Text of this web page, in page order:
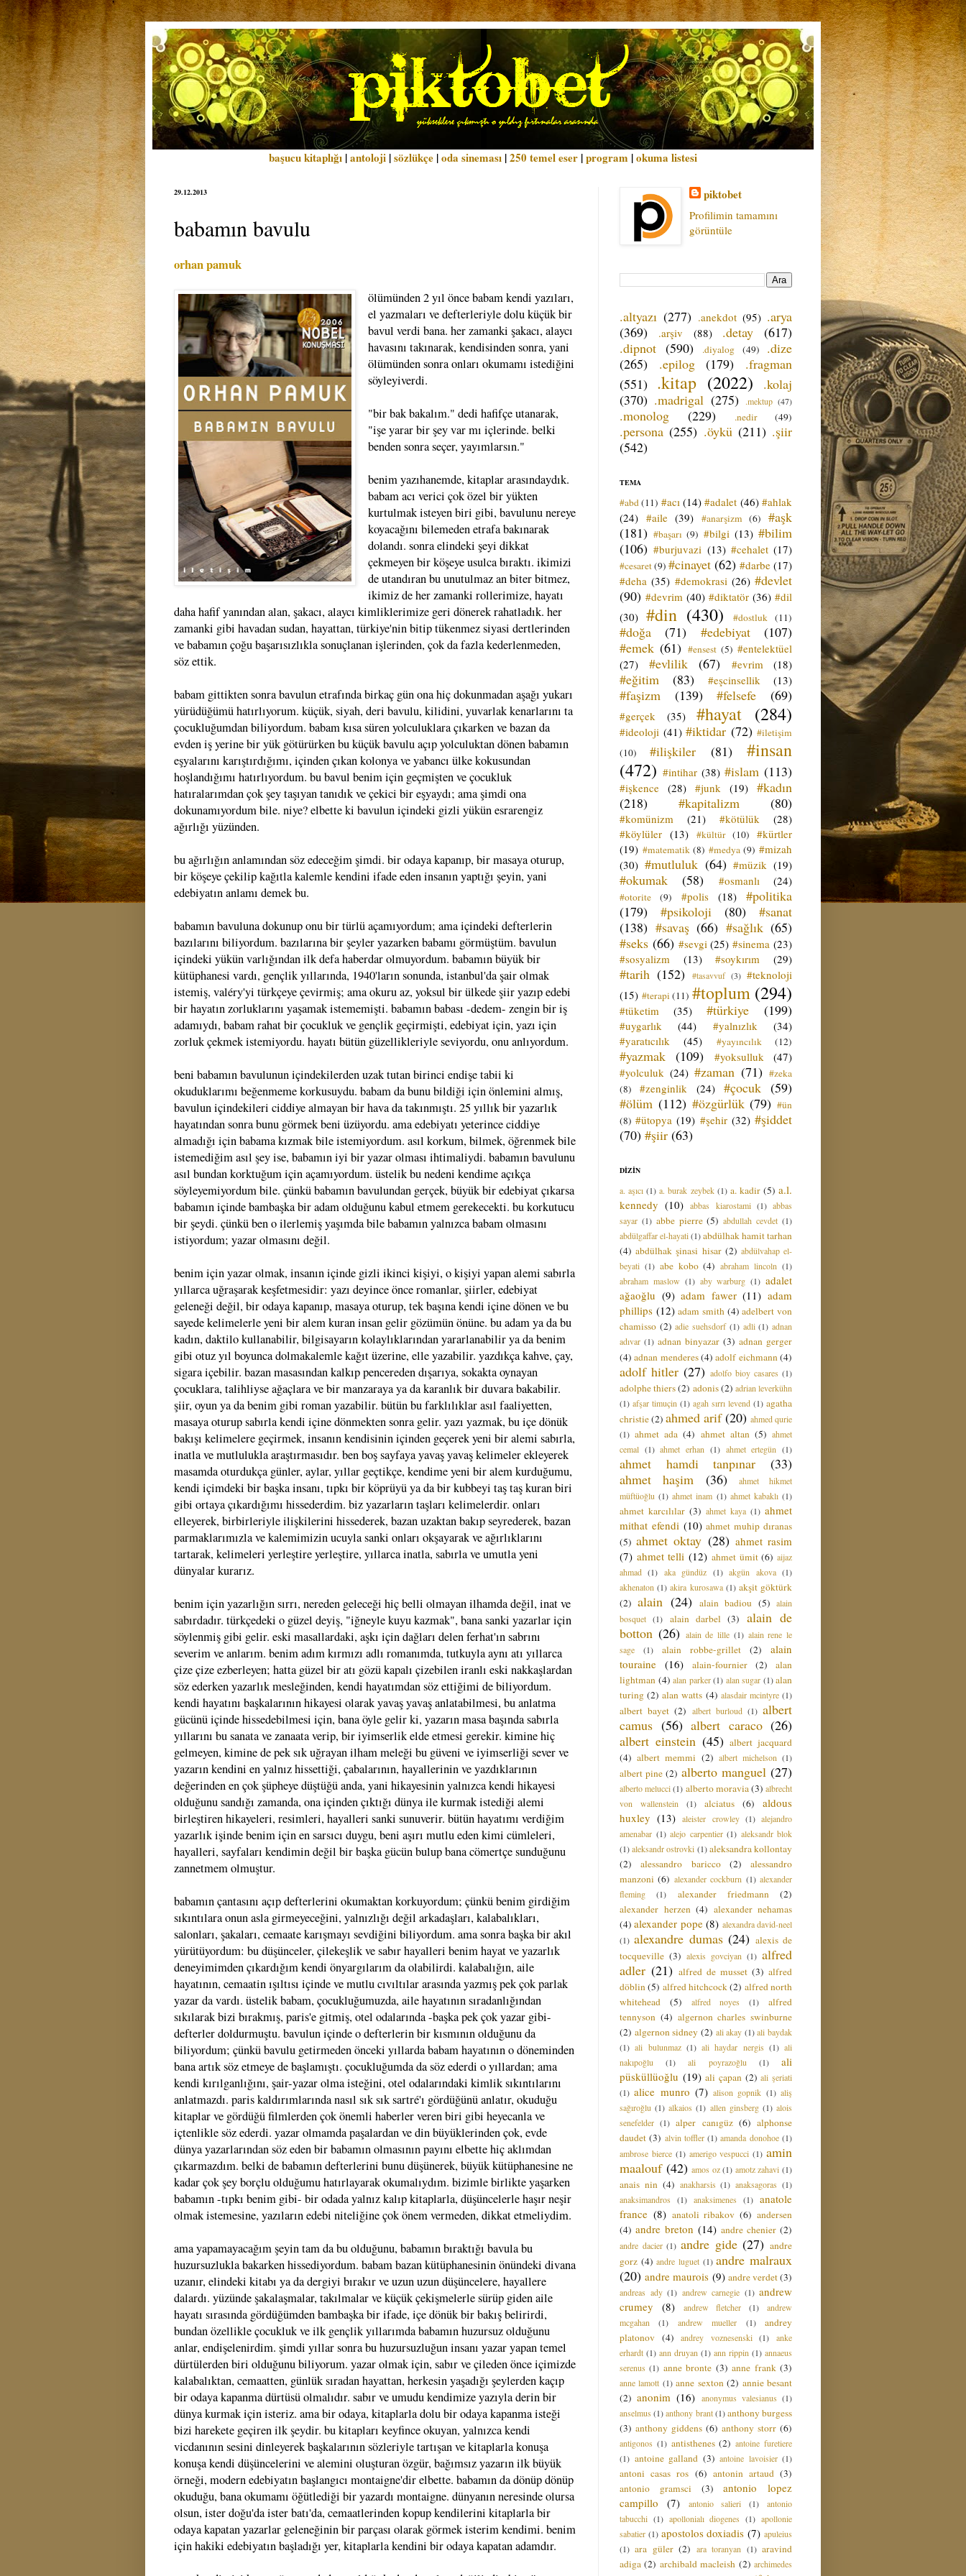
başucu kitaplığı |antoloji |sözlükçe |oda sineması |250 temel eser |program |okuma listesi
29.12.2013
babamın bavulu
orhan pamuk
ölümünden 2 yıl önce babam kendi yazıları,
el yazmaları ve defterleriyle dolu küçük bir
bavul verdi bana. her zamanki şakacı, alaycı
havasını takınarak, kendisinden sonra, yani
ölümünden sonra onları okumamı istediğini
söyleyiverdi.
"bir bak bakalım." dedi hafifçe utanarak,
"işe yarar bir şey var mı içlerinde. belki
benden sonra seçer, yayımlarsın."
benim yazıhanemde, kitaplar arasındaydık.
babam acı verici çok özel bir yükten
kurtulmak isteyen biri gibi, bavulunu nereye
koyacağını bilemeden etrafa bakınarak
dolandı. sonra elindeki şeyi dikkat
çekmeyen bir köşeye usulca bıraktı. ikimizi
de utandıran bu unutulmaz an biter bitmez,
ikimiz de her zamanki rollerimize, hayatı
daha hafif yanından alan, şakacı, alaycı kimliklerimize geri dönerek rahatladık. her
zamanki gibi havadan sudan, hayattan, türkiye'nin bitip tükenmez siyasi dertlerinden
ve babamın çoğu başarısızlıkla sonuçlanan işlerinden, çok da fazla kederlenmeden,
söz ettik.
babam gittikten sonra bavulun etrafında birkaç gün ona hiç dokunmadan aşağı yukarı
yürüdüğümü hatırlıyorum. küçük, siyah, deri bavulu, kilidini, yuvarlak kenarlarını ta
çocukluğumdan biliyordum. babam kısa süren yolculuklara çıkarken ve bazan da
evden iş yerine bir yük götürürken bu küçük bavulu açıp yolculuktan dönen babamın
eşyalarını karıştırdığımı, içinden çıkan kolonya ve yabancı ülke kokusundan
hoşlandığımı hatırlıyordum. bu bavul benim için geçmişten ve çocukluk
hatıralarımdan çok şey taşıyan tanıdık ve çekici bir eşyaydı; ama şimdi ona
dokunamıyordum bile. niye? elbette ki bavulun içindeki gizli yükün esrarengiz
ağırlığı yüzünden.
bu ağırlığın anlamından söz edeceğim şimdi. bir odaya kapanıp, bir masaya oturup,
bir köşeye çekilip kağıtla kalemle kendini ifade eden insanın yaptığı şeyin, yani
edebiyatın anlamı demek bu.
babamın bavuluna dokunup onu bir türlü açamıyordum; ama içindeki defterlerin
bazılarını biliyordum. bazılarına bir şeyler yazarken babamı görmüştüm. bavulun
içindeki yükün varlığından ilk defa haberdar olmuyordum. babamın büyük bir
kütüphanesi vardı, gençlik yıllarında, 1940'ların sonunda, istanbul'da şair olmak
istemiş, valéry'yi türkçeye çevirmiş; ama okuru az, yoksul bir ülkede şiir yazıp edebi
bir hayatın zorluklarını yaşamak istememişti. babamın babası -dedem- zengin bir iş
adamıydı, babam rahat bir çocukluk ve gençlik geçirmişti, edebiyat için, yazı için
zorluk çekmek istemiyordu. hayatı bütün güzellikleriyle seviyordu, onu anlıyordum.
beni babamın bavulunun içindekilerden uzak tutan birinci endişe tabii ki
okuduklarımı beğenmeme korkusuydu. babam da bunu bildiği için önlemini almış,
bavulun içindekileri ciddiye almayan bir hava da takınmıştı. 25 yıllık bir yazarlık
hayatından sonra bunu görmek beni üzüyordu. ama edebiyatı yeterince ciddiye
almadığı için babama kızmak bile istemiyordum. asıl korkum, bilmek, öğrenmek bile
istemediğim asıl şey ise, babamın iyi bir yazar olması ihtimaliydi. babamın bavulunu
asıl bundan korktuğum için açamıyordum. üstelik bu nedeni kendime açıkça
söyleyemiyordum bile. çünkü babamın bavulundan gerçek, büyük bir edebiyat çıkarsa
babamın içinde bambaşka bir adam olduğunu kabul etmem gerekecekti. bu korkutucu
bir şeydi. çünkü ben o ilerlemiş yaşımda bile babamın yalnızca babam olmasını
istiyordum; yazar olmasını değil.
benim için yazar olmak, insanın içinde gizli ikinci kişiyi, o kişiyi yapan alemi sabırla
yıllarca uğraşarak keşfetmesidir: yazı deyince önce romanlar, şiirler, edebiyat
geleneği değil, bir odaya kapanıp, masaya oturup, tek başına kendi içine dönen ve bu
sayede kelimelerle yeni bir alem kuran insan gelir gözümün önüne. bu adam ya da bu
kadın, daktilo kullanabilir, bilgisayarın kolaylıklarından yararlanabilir ya da benim
gibi otuz yıl boyunca dolmakalemle kağıt üzerine, elle yazabilir. yazdıkça kahve, çay,
sigara içebilir. bazan masasından kalkıp pencereden dışarıya, sokakta oynayan
çocuklara, talihliyse ağaçlara ve bir manzaraya ya da karanlık bir duvara bakabilir.
şiir, oyun ya da benim gibi roman yazabilir. bütün bu farklılıklar asıl faaliyetten,
masaya oturup sabırla kendi içine dönmekten sonra gelir. yazı yazmak, bu içe dönük
bakışı kelimelere geçirmek, insanın kendisinin içinden geçerek yeni bir alemi sabırla,
inatla ve mutlulukla araştırmasıdır. ben boş sayfaya yavaş yavaş kelimeler ekleyerek
masamda oturdukça günler, aylar, yıllar geçtikçe, kendime yeni bir alem kurduğumu,
kendi içimdeki bir başka insanı, tıpkı bir köprüyü ya da bir kubbeyi taş taş kuran biri
gibi ortaya çıkardığımı hissederdim. biz yazarların taşları kelimelerdir. onları
elleyerek, birbirleriyle ilişkilerini hissederek, bazan uzaktan bakıp seyrederek, bazan
parmaklarımızla ve kalemimizin ucuyla sanki onları okşayarak ve ağırlıklarını
tartarak, kelimeleri yerleştire yerleştire, yıllarca inatla, sabırla ve umutla yeni
dünyalar kurarız.
benim için yazarlığın sırrı, nereden geleceği hiç belli olmayan ilhamda değil, inat ve
sabırdadır. türkçedeki o güzel deyiş, "iğneyle kuyu kazmak", bana sanki yazarlar için
söylenmiş gibi gelir. eski masallardaki, aşkı için dağları delen ferhat'ın sabrını
severim ve anlarım. benim adım kırmızı adlı romanımda, tutkuyla aynı atı yıllarca
çize çize ezberleyen; hatta güzel bir atı gözü kapalı çizebilen iranlı eski nakkaşlardan
söz ederken yazarlık mesleğinden, kendi hayatımdan söz ettiğimi de biliyordum.
kendi hayatını başkalarının hikayesi olarak yavaş yavaş anlatabilmesi, bu anlatma
gücünü içinde hissedebilmesi için, bana öyle gelir ki, yazarın masa başında sabırla
yıllarını bu sanata ve zanaata verip, bir iyimserlik elde etmesi gerekir. kimine hiç
gelmeyen, kimine de pek sık uğrayan ilham meleği bu güveni ve iyimserliği sever ve
yazarın kendini en yalnız hissettiği, çabalarının, hayallerinin ve yazdıklarının
değerinden en çok şüpheye düştüğü anda, yani hikayesinin yalnızca kendi hikayesi
olduğunu sandığı zamanda, ona içinden çıktığı dünya ile kurmak istediği alemi
birleştiren hikayeleri, resimleri, hayalleri sanki sunuverir. bütün hayatımı verdiğim
yazarlık işinde benim için en sarsıcı duygu, beni aşırı mutlu eden kimi cümleleri,
hayalleri, sayfaları kendimin değil bir başka gücün bulup bana cömertçe sunduğunu
zannetmem olmuştur.
babamın çantasını açıp defterlerini okumaktan korkuyordum; çünkü benim girdiğim
sıkıntılara onun asla girmeyeceğini, yalnızlığı değil arkadaşları, kalabalıkları,
salonları, şakaları, cemaate karışmayı sevdiğini biliyordum. ama sonra başka bir akıl
yürütüyordum: bu düşünceler, çilekeşlik ve sabır hayalleri benim hayat ve yazarlık
deneyimimden çıkardığım kendi önyargılarım da olabilirdi. kalabalığın, aile
hayatının, cemaatin ışıltısı içinde ve mutlu cıvıltılar arasında yazmış pek çok parlak
yazar da vardı. üstelik babam, çocukluğumuzda, aile hayatının sıradanlığından
sıkılarak bizi bırakmış, paris'e gitmiş, otel odalarında -başka pek çok yazar gibi-
defterler doldurmuştu. bavulun içinde o defterlerin bir kısmının olduğunu da
biliyordum; çünkü bavulu getirmeden önceki yıllarda babam hayatının o döneminden
bana artık söz etmeye de başlamıştı. çocukluğumda da söz ederdi o yıllardan; ama
kendi kırılganlığını, şair-yazar olma isteğini, otel odalarındaki kimlik sıkıntılarını
anlatmazdı. paris kaldırımlarında nasıl sık sık sartré'ı gördüğünü anlatır, okuduğu
kitaplar ve gördüğü filmlerden çok önemli haberler veren biri gibi heyecanla ve
içtenlikle söz ederdi. yazar olmamda paşalardan ve din büyüklerinden çok, evde
dünya yazarlarından söz eden bir babamın olmasının payını elbette hiç aklımdan
çıkarmazdım. belki de babamın defterlerini bunu düşünerek, büyük kütüphanesine ne
kadar çok şey borçlu olduğumu hatırlayarak okumalıydım. bizimle birlikte yaşarken
babamın -tıpkı benim gibi- bir odada yalnız kalıp kitaplarla, düşüncelerle haşır neşir
olmak istemesine, yazıların edebi niteliğine çok önem vermeden, dikkat etmeliydim.
ama yapamayacağım şeyin tam da bu olduğunu, babamın bıraktığı bavula bu
huzursuzlukla bakarken hissediyordum. babam bazan kütüphanesinin önündeki divana
uzanır, elindeki kitabı ya da dergiyi bırakır ve uzun uzun düşüncelere, hayallere
dalardı. yüzünde şakalaşmalar, takılmalar ve küçük çekişmelerle sürüp giden aile
hayatı sırasında gördüğümden bambaşka bir ifade, içe dönük bir bakış belirirdi,
bundan özellikle çocukluk ve ilk gençlik yıllarımda babamın huzursuz olduğunu
anlar, endişelenirdim. şimdi yıllar sonra bu huzursuzluğun insanı yazar yapan temel
dürtülerden biri olduğunu biliyorum. yazar olmak için, sabır ve çileden önce içimizde
kalabalıktan, cemaatten, günlük sıradan hayattan, herkesin yaşadığı şeylerden kaçıp
bir odaya kapanma dürtüsü olmalıdır. sabır ve umudu kendimize yazıyla derin bir
dünya kurmak için isteriz. ama bir odaya, kitaplarla dolu bir odaya kapanma isteği
bizi harekete geçiren ilk şeydir. bu kitapları keyfince okuyan, yalnızca kendi
vicdanının sesini dinleyerek başkalarının sözleriyle tartışan ve kitaplarla konuşa
konuşa kendi düşüncelerini ve alemini oluşturan özgür, bağımsız yazarın ilk büyük
örneği, modern edebiyatın başlangıcı montaigne'dir elbette. babamın da dönüp dönüp
okuduğu, bana okumamı öğütlediği bir yazardı montaigne. dünyanın neresinde olursa
olsun, ister doğu'da ister batı'da, cemaatlerinden kopup kendilerini kitaplarla bir
odaya kapatan yazarlar geleneğinin bir parçası olarak görmek isterim kendimi. benim
için hakiki edebiyatın başladığı yer, kitaplarla kendini bir odaya kapatan adamdır.
piktobet
Profilimin tamamını
görüntüle
.altyazı (277) .anekdot (95) .arya
(369)
.arşiv (88) .detay
(617)
.dipnot (590) .diyalog (49)
.dize
(265)
.epilog (179)
.fragman
(551) .kitap (2022)
.kolaj
(370) .madrigal (275) .mektup (47)
.monolog (229) .nedir (49)
.persona (255) .öykü (211) .şiir
(542)
TEMA
#abd (11) #acı (14) #adalet (46) #ahlak
(24) #aile (39) #anarşizm (6)
#aşk
(181) #başarı (9) #bilgi (13) #bilim
(106) #burjuvazi (13) #cehalet (17)
#cesaret(9) #cinayet (62) #darbe (17)
#deha (35) #demokrasi (26) #devlet
(90) #devrim (40) #diktatör (36) #dil
(30) #din (430) #dostluk (11)
#doğa (71) #edebiyat
(107)
#emek (61) #ensest (5) #entelektüel
(27)
#evlilik (67) #evrim (18)
#eğitim (83) #eşcinsellik (13)
#faşizm (139) #felsefe (69)
#gerçek (35) #hayat (284)
#ideoloji (41) #iktidar (72) #iletişim
(10)
#ilişkiler (81)
#insan
(472) #intihar (38) #islam (113)
#işkence (28) #junk (19) #kadın
(218)
#kapitalizm (80)
#komünizm (21) #kötülük
(28)
#köylüler (13) #kültür (10)
#kürtler
(19) #matematik (8) #medya (9) #mizah
(30) #mutluluk (64) #müzik (19)
#okumak (58) #osmanlı (24)
#otorite (9) #polis (18)
#politika
(179)
#psikoloji (80)
#sanat
(138) #savaş (66) #sağlık (65)
#seks (66) #sevgi (25) #sinema (23)
#sosyalizm
(13) #soykırım (29)
#tarih (152) #tasavvuf (3) #teknoloji
(15) #terapi (11) #toplum (294)
#tüketim (35) #türkiye (199)
#uygarlık (44) #yalnızlık
(34)
#yaratıcılık
(45) #yayıncılık (12)
#yazmak (109) #yoksulluk
(47)
#yolculuk (24) #zaman (71) #zeka
(8)
#zenginlik (24) #çocuk (59)
#ölüm (112) #özgürlük (79) #ün
(8) #ütopya (19) #şehir (32) #şiddet
(70) #şiir (63)
DİZİN
a. aşıcı (1) a. burak zeybek (1) a. kadir (5) a.l.
kennedy (10) abbas kiarostami (1) abbas
sayar (1) abbe pierre (5) abdullah cevdet (1)
abdülgaffar el-hayati(1)abdülhak hamit tarhan
(4) abdülhak şinasi hisar (2) abdülvahap el-
beyati (1) abe kobo (4) abraham lincoln (1)
abraham maslow (1) aby warburg (1) adalet
ağaoğlu (9) adam fawer (11) adam
phillips (12) adam smith (4) adelbert von
chamisso (2) adie suehsdorf (1) adli (1) adnan
adıvar (1) adnan binyazar (3) adnan gerger
(4) adnan menderes(4) adolf eichmann (4)
adolf hitler (27) adolfo bioy casares (1)
adolphe thiers(2) adonis(2) adrian leverkühn
(1) afşar timuçin (1) agah sırrı levend (1) agatha
christie(2) ahmed arif (20) ahmed qurie
(1) ahmet ada (4) ahmet altan (5) ahmet
cemal (1) ahmet erhan (1) ahmet ertegün (1)
ahmet hamdi tanpınar
(33)
ahmet haşim
(36)
ahmet hikmet
müftüoğlu (1) ahmet inam (1) ahmet kabaklı (1)
ahmet karcılılar (3) ahmet kaya (1) ahmet
mithat efendi (10) ahmet muhip dıranas
(5) ahmet oktay (28) ahmet rasim
(7) ahmet telli (12) ahmet ümit (6) aijaz
ahmad (1) aka gündüz (1) akgün akova (1)
akhenaton (1) akira kurosawa (1) akşit göktürk
(2) alain (24) alain badiou (5) alain
bosquet (1) alain darbel (3)
alain de
botton (26) alain de lille (1) alain rene le
sage
(1) alain robbe-grillet (2)
alain
touraine (16) alain-fournier (2)
alan
lightman (4) alan parker (1) alan sugar (1) alan
turing (2) alan watts (4) alasdair mcintyre (1)
albert bayet (2) albert burloud (1) albert
camus (56) albert caraco (26)
albert einstein (45) albert jacquard
(4) albert memmi (2) albert michelson (1)
albert pine (2) alberto manguel (27)
alberto melucci (1) alberto moravia (3) albrecht
von wallenstein
(1) alciatus (6)
aldous
huxley (13) aleister crowley (1) alejandro
amenabar (1) alejo carpentier (1) aleksandr blok
(1) aleksandr ostrovki (1) aleksandra kollontay
(2)
alessandro baricco (2)
alessandro
manzoni (6) alexander cockburn (1) alexander
fleming
(1) alexander friedmann
(2)
alexander herzen (4) alexander nehamas
(4) alexander pope (8) alexandra david-neel
(1) alexandre dumas (24) alexis de
tocqueville (3) alexis govciyan (1) alfred
adler (21) alfred de musset (3) alfred
döblin (5) alfred hitchcock(2) alfred north
whitehead
(5) alfred noyes (1)
alfred
tennyson (4) algernon charles swinburne
(2) algernon sidney (2) ali akay (1) ali baydak
(1) ali bulunmaz (1) ali haydar nergis (1) ali
nakıpoğlu
(1) ali poyrazoğlu (1)
ali
püsküllüoğlu (19) ali çapan (2) ali şeriati
(1) alice munro (7) alison gopnik (1) aliş
sağıroğlu (1) alkaios (1) allen ginsberg (1) alois
senefelder (1) alper canıgüz (6) alphonse
daudet (3) alvin toffler (1) amanda donohoe (1)
ambrose bierce (1) amerigo vespucci (1) amin
maalouf (42) amos oz (1) amotz zahavi (1)
anais nin (4) anakharsis (1) anaksagoras (1)
anaksimandros
(1) anaksimenes (1) anatole
france (8) anatoli ribakov (6) andersen
(4) andre breton (14) andre chenier (2)
andre dacier (1) andre gide (27) andre
gorz (4) andre luguet (1) andre malraux
(20) andre maurois (9) andre verdet(3)
andreas ady (1) andrew carnegie (1) andrew
crumey
(8) andrew fletcher (1)
andrew
mcgahan
(1) andrew mueller (1)
andrey
platonov (4) andrey voznesenski (1)
anke
erhardt (1) ann druyan (1) ann rippin (1) annaeus
serenus (1) anne bronte (3) anne frank (3)
anne lamott (1) anne sexton (2) annie besant
(2) anonim (16) anonymus valesianus (1)
anselmus (1) anthony brant (1) anthony burgess
(3) anthony giddens (6) anthony storr (6)
antigonos (1) antisthenes (2) antoine furetiere
(1) antoine galland (3) antoine lavoisier (1)
antoni casas ros (6) antonin artaud (3)
antonio gramsci
(3)
antonio lopez
campillo
(7) antonio salieri (1)
antonio
tabucchi (1) apollonialı diogenes (1) apollonie
sabatier (1) apostolos doxiadis (7) apuleius
(1) ara güler (2) ara toranyan (1) aravind
adiga (2) archibald macleish (2) archimedes